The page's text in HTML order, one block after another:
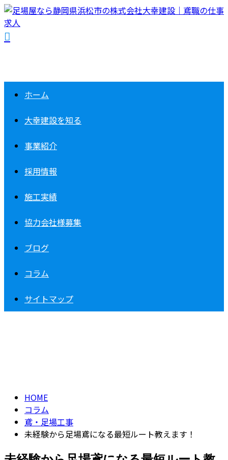
ホーム
大幸建設を知る
事業紹介
採用情報
施工実績
協力会社様募集
ブログ
コラム
サイトマップ
HOME
コラム
鳶・足場工事
未経験から足場鳶になる最短ルート教えます！